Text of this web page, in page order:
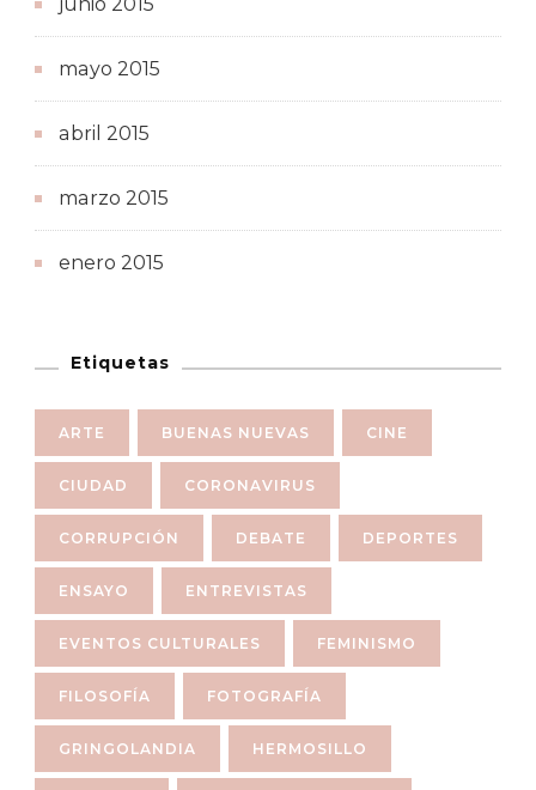
mayo 2015
abril 2015
marzo 2015
enero 2015
Etiquetas
ARTE BUENAS NUEVAS CINE
CIUDAD CORONAVIRUS
CORRUPCIÓN DEBATE DEPORTES
ENSAYO ENTREVISTAS
EVENTOS CULTURALES FEMINISMO
FILOSOFÍA FOTOGRAFÍA
GRINGOLANDIA HERMOSILLO